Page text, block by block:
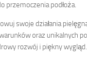
przemoczenia podłoża.
swoje działania
oraz unikalnych
rozwój i piękny wygląd.